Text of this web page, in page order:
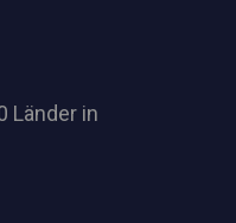
Länder in